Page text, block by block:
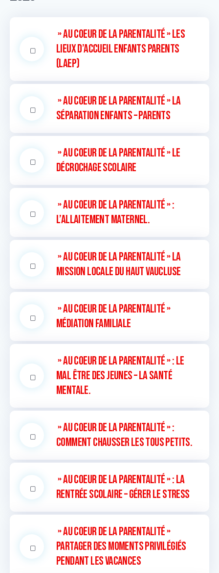
» Au coeur de la parentalité » Les
Lieux d’Accueil Enfants Parents
(LAEP)
» Au coeur de la parentalité » La
séparation enfants – parents
» Au coeur de la parentalité » Le
décrochage scolaire
» Au coeur de la parentalité » :
L’allaitement maternel.
» Au coeur de la parentalité » La
Mission Locale du Haut Vaucluse
» Au coeur de la parentalité »
Médiation familiale
» Au coeur de la parentalité » : Le
mal être des jeunes – La santé
mentale.
» Au coeur de la parentalité » :
Comment chausser les tous petits.
» Au coeur de la parentalité » : La
rentrée scolaire – Gérer le stress
» Au coeur de la parentalité »
Partager des moments privilégiés
pendant les vacances